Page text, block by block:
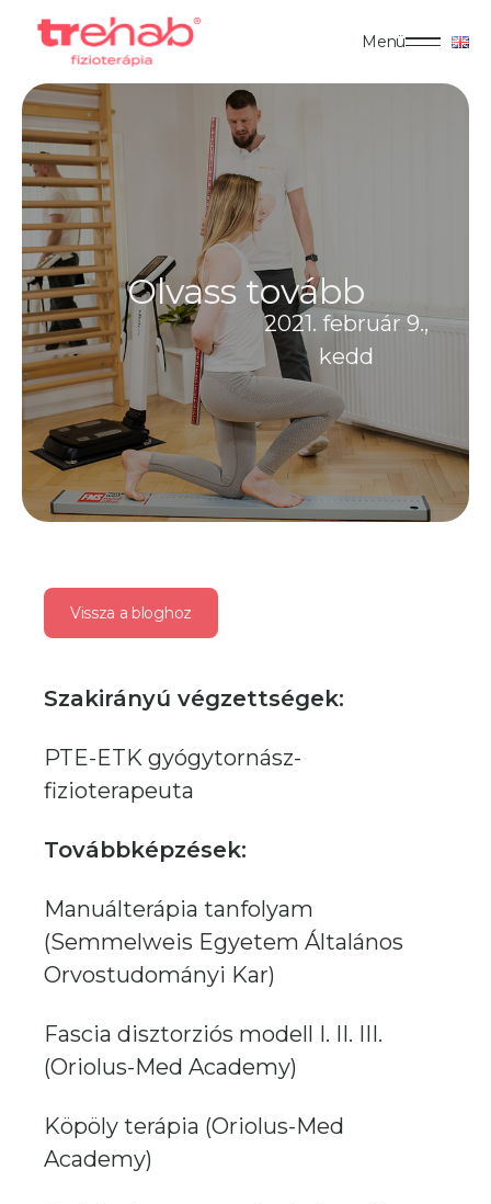
Menü
2021. február 9.,
kedd
Olvass tovább
Vissza a bloghoz
Szakirányú végzettségek:
PTE-ETK gyógytornász-
fizioterapeuta
Továbbképzések:
Manuálterápia tanfolyam
(Semmelweis Egyetem Általános
Orvostudományi Kar)
Fascia disztorziós modell I. II. III.
(Oriolus-Med Academy)
Köpöly terápia (Oriolus-Med
Academy)